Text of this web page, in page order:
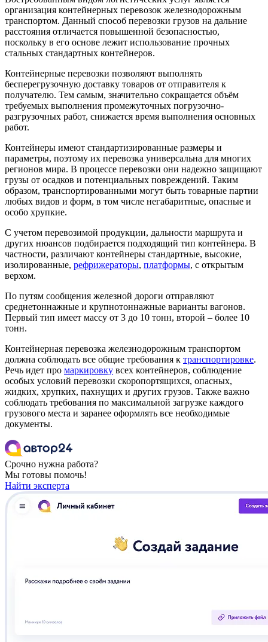
организация контейнерных перевозок железнодорожным
транспортом. Данный способ перевозки грузов на дальние
расстояния отличается повышенной безопасностью,
поскольку в его основе лежит использование прочных
стальных стандартных контейнеров.
Контейнерные перевозки позволяют выполнять
бесперегрузочную доставку товаров от отправителя к
получателю. Тем самым, значительно сокращается объём
требуемых выполнения промежуточных погрузочно-
разгрузочных работ, снижается время выполнения основных
работ.
Контейнеры имеют стандартизированные размеры и
параметры, поэтому их перевозка универсальна для многих
регионов мира. В процессе перевозки они надежно защищают
грузы от осадков и потенциальных повреждений. Таким
образом, транспортированными могут быть товарные партии
любых видов и форм, в том числе негабаритные, опасные и
особо хрупкие.
С учетом перевозимой продукции, дальности маршрута и
других нюансов подбирается подходящий тип контейнера. В
частности, различают контейнеры стандартные, высокие,
изолированные, рефрижераторы, платформы, с открытым
верхом.
По путям сообщения железной дороги отправляют
среднетоннажные и крупнотоннажные варианты вагонов.
Первый тип имеет массу от 3 до 10 тонн, второй – более 10
тонн.
Контейнерная перевозка железнодорожным транспортом
должна соблюдать все общие требования к транспортировке.
Речь идет про маркировку всех контейнеров, соблюдение
особых условий перевозки скоропортящихся, опасных,
жидких, хрупких, пахнущих и других грузов. Также важно
соблюдать требования по максимальной загрузке каждого
грузового места и заранее оформлять все необходимые
документы.
Срочно нужна работа?
Мы готовы помочь!
Найти эксперта